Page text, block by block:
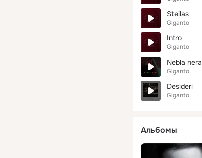
Steilas
Giganto
Intro
Giganto
Nebla nera
Giganto
Desideri
Giganto
Альбомы